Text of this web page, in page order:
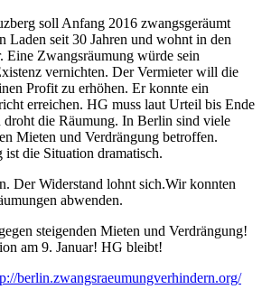
soll Anfang 2016 zwangsgeräumt
Laden seit 30 Jahren und wohnt in den
Eine Zwangsräumung würde sein
vernichten. Der Vermieter will die
Profit zu erhöhen. Er konnte ein
erreichen. HG muss laut Urteil bis Ende
droht die Räumung. In Berlin sind viele
Mieten und Verdrängung betroffen.
die Situation dramatisch.
Der Widerstand lohnt sich.Wir konnten
abwenden.
steigenden Mieten und Verdrängung!
am 9. Januar! HG bleibt!
berlin.zwangsraeumungverhindern.org/